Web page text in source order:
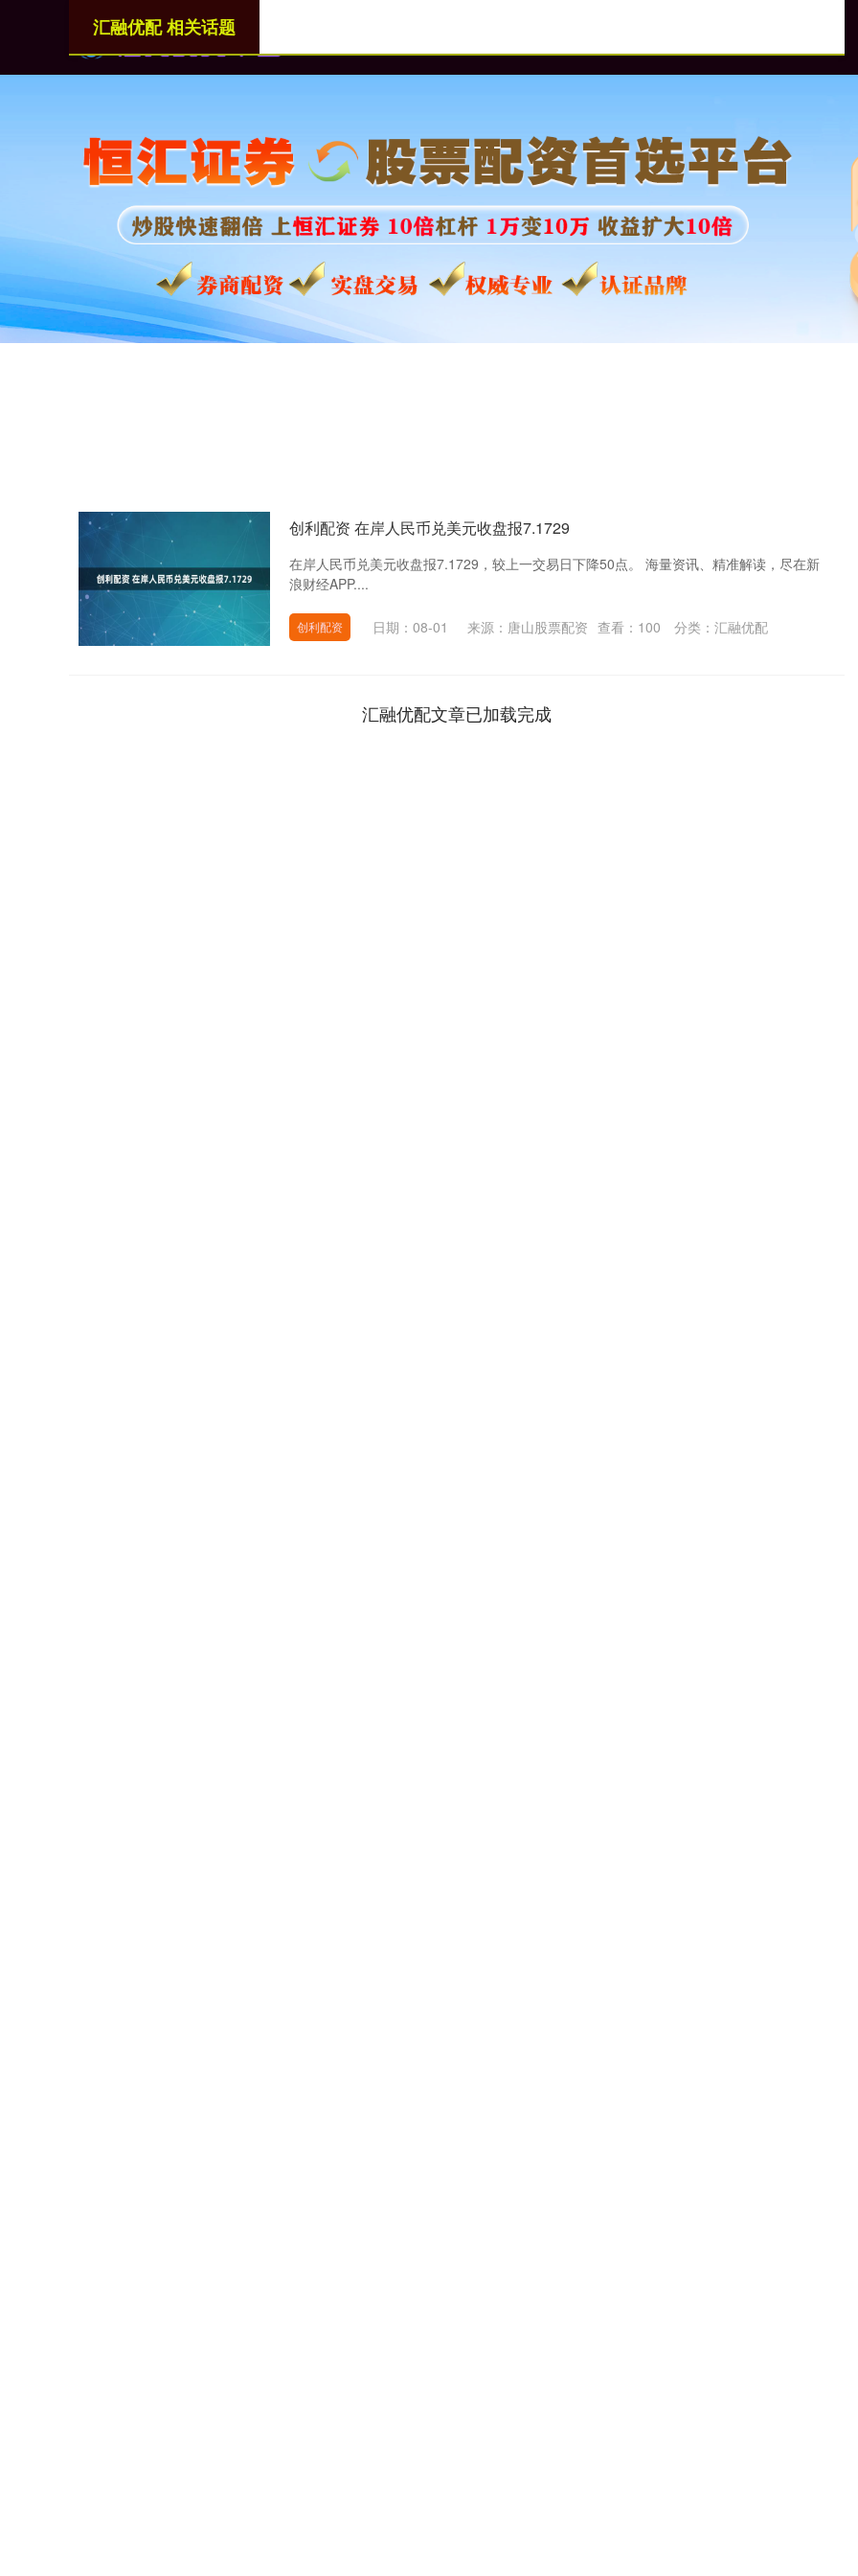
汇融优配 相关话题
创利配资 在岸人民币兑美元收盘报7.1729
在岸人民币兑美元收盘报7.1729，较上一交易日下降50点。 海量资讯、精准解读，尽在新
浪财经APP....
创利配资 日期：08-01 来源：唐山股票配资 查看： 100 分类： 汇融优配
汇融优配文章已加载完成